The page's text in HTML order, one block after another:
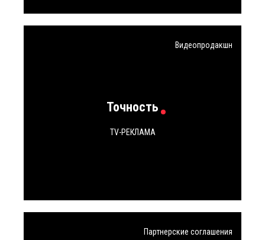
Точность
TV-РЕКЛАМА
Видеопродакшн
Партнерские соглашения